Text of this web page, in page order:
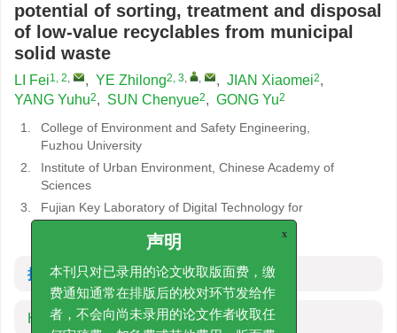
potential of sorting, treatment and disposal
of low-value recyclables from municipal
solid waste
LI Fei1, 2, , YE Zhilong2, 3, , , JIAN Xiaomei2,
YANG Yuhu2, SUN Chenyue2, GONG Yu2
1.
College of Environment and Safety Engineering,
Fuzhou University
2.
Institute of Urban Environment, Chinese Academy of
Sciences
3.
Fujian Key Laboratory of Digital Technology for
Territorial Space Analysis and Simulation
摘要
HTML全文
声明
本刊只对已录用的论文收取版面费，缴
费通知通常在排版后的校对环节发给作
者，不会向尚未录用的论文作者收取任